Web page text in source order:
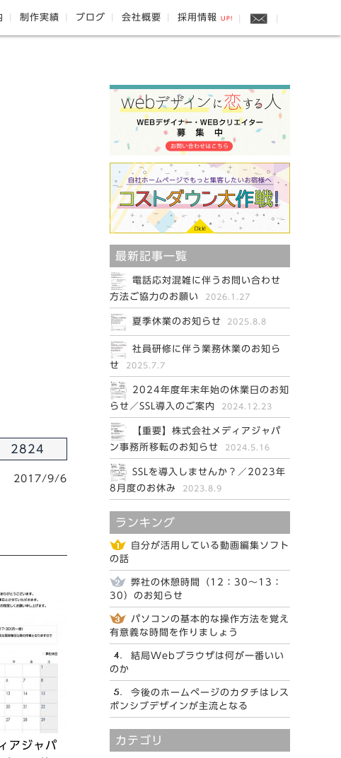
制作実績 ブログ 会社概要 採用情報 UP!
2824
2017/9/6
アジャパ
最新記事一覧
電話応対混雑に伴うお問い合わせ
方法ご協力のお願い
2026.1.27
夏季休業のお知らせ 2025.8.8
社員研修に伴う業務休業のお知ら
せ
2025.7.7
2024年度年末年始の休業日のお知
らせ／SSL導入のご案内
2024.12.23
【重要】株式会社メディアジャパ
ン事務所移転のお知らせ
2024.5.16
SSLを導入しませんか？／2023年
8月度のお休み
2023.8.9
ランキング
自分が活用している動画編集ソフト
の話
弊社の休憩時間（12：30～13：
30）のお知らせ
パソコンの基本的な操作方法を覚え
有意義な時間を作りましょう
結局Webブラウザは何が一番いい
のか
今後のホームページのカタチはレス
ポンシブデザインが主流となる
カテゴリ